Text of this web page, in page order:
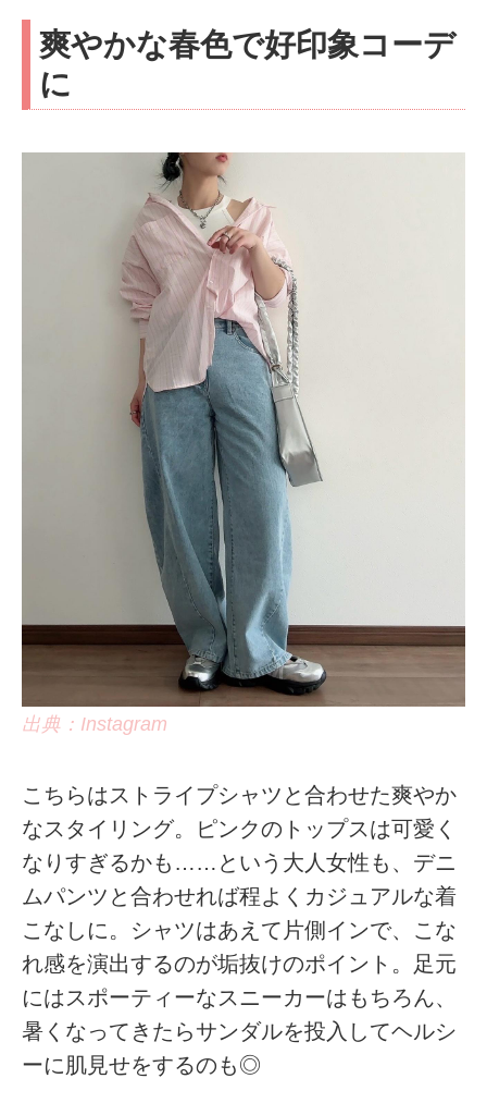
爽やかな春色で好印象コーデ
に
出典：Instagram
こちらはストライプシャツと合わせた爽やか
なスタイリング。ピンクのトップスは可愛く
なりすぎるかも……という大人女性も、デニ
ムパンツと合わせれば程よくカジュアルな着
こなしに。シャツはあえて片側インで、こな
れ感を演出するのが垢抜けのポイント。足元
にはスポーティーなスニーカーはもちろん、
暑くなってきたらサンダルを投入してヘルシ
ーに肌見せをするのも◎